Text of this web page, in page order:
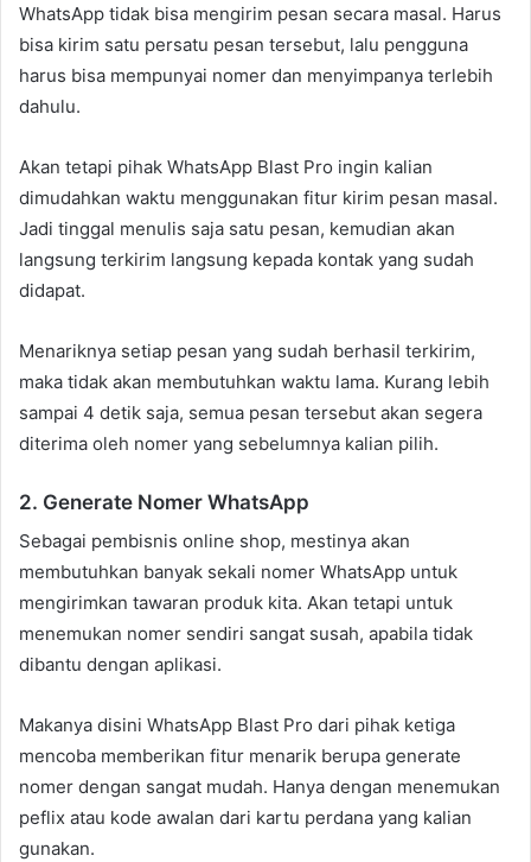
WhatsApp tidak bisa mengirim pesan secara masal. Harus
bisa kirim satu persatu pesan tersebut, lalu pengguna
harus bisa mempunyai nomer dan menyimpanya terlebih
dahulu.
Akan tetapi pihak WhatsApp Blast Pro ingin kalian
dimudahkan waktu menggunakan fitur kirim pesan masal.
Jadi tinggal menulis saja satu pesan, kemudian akan
langsung terkirim langsung kepada kontak yang sudah
didapat.
Menariknya setiap pesan yang sudah berhasil terkirim,
maka tidak akan membutuhkan waktu lama. Kurang lebih
sampai 4 detik saja, semua pesan tersebut akan segera
diterima oleh nomer yang sebelumnya kalian pilih.
2. Generate Nomer WhatsApp
Sebagai pembisnis online shop, mestinya akan
membutuhkan banyak sekali nomer WhatsApp untuk
mengirimkan tawaran produk kita. Akan tetapi untuk
menemukan nomer sendiri sangat susah, apabila tidak
dibantu dengan aplikasi.
Makanya disini WhatsApp Blast Pro dari pihak ketiga
mencoba memberikan fitur menarik berupa generate
nomer dengan sangat mudah. Hanya dengan menemukan
peflix atau kode awalan dari kartu perdana yang kalian
gunakan.